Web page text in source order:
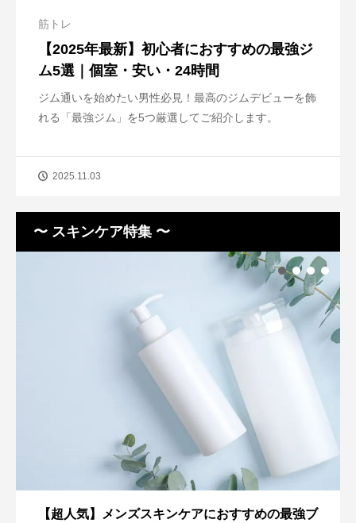
筋トレ
【2025年最新】初心者におすすめの最強ジ
ム5選｜個室・安い・24時間
ジム通いを始めたい男性必見！最高のジムデビューを飾
れる「最強ジム」を5つ厳選してご紹介します。
2025.11.03
〜 スキンケア特集 〜
【超人気】メンズスキンケアにおすすめの最強ブ